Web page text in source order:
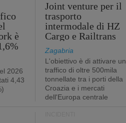
è
2026
4,43
Joint venture per il
trasporto
intermodale di HZ
Cargo e Railtrans
Zagabria
L'obiettivo è di attivare un
traffico di oltre 500mila
tonnellate tra i porti della
Croazia e i mercati
dell'Europa centrale